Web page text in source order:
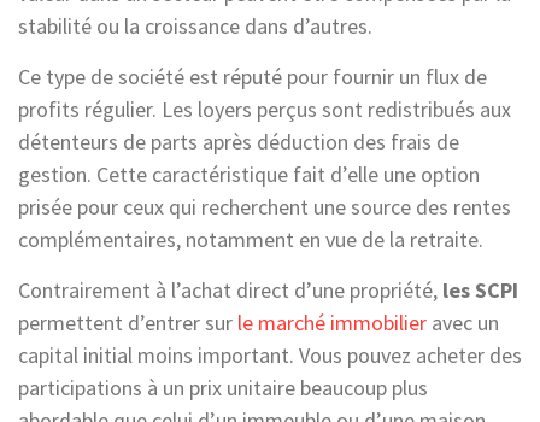
stabilité ou la croissance dans d’autres.
Ce type de société est réputé pour fournir un flux de
profits régulier. Les loyers perçus sont redistribués aux
détenteurs de parts après déduction des frais de
gestion. Cette caractéristique fait d’elle une option
prisée pour ceux qui recherchent une source des rentes
complémentaires, notamment en vue de la retraite.
Contrairement à l’achat direct d’une propriété, les SCPI
permettent d’entrer sur le marché immobilier avec un
capital initial moins important. Vous pouvez acheter des
participations à un prix unitaire beaucoup plus